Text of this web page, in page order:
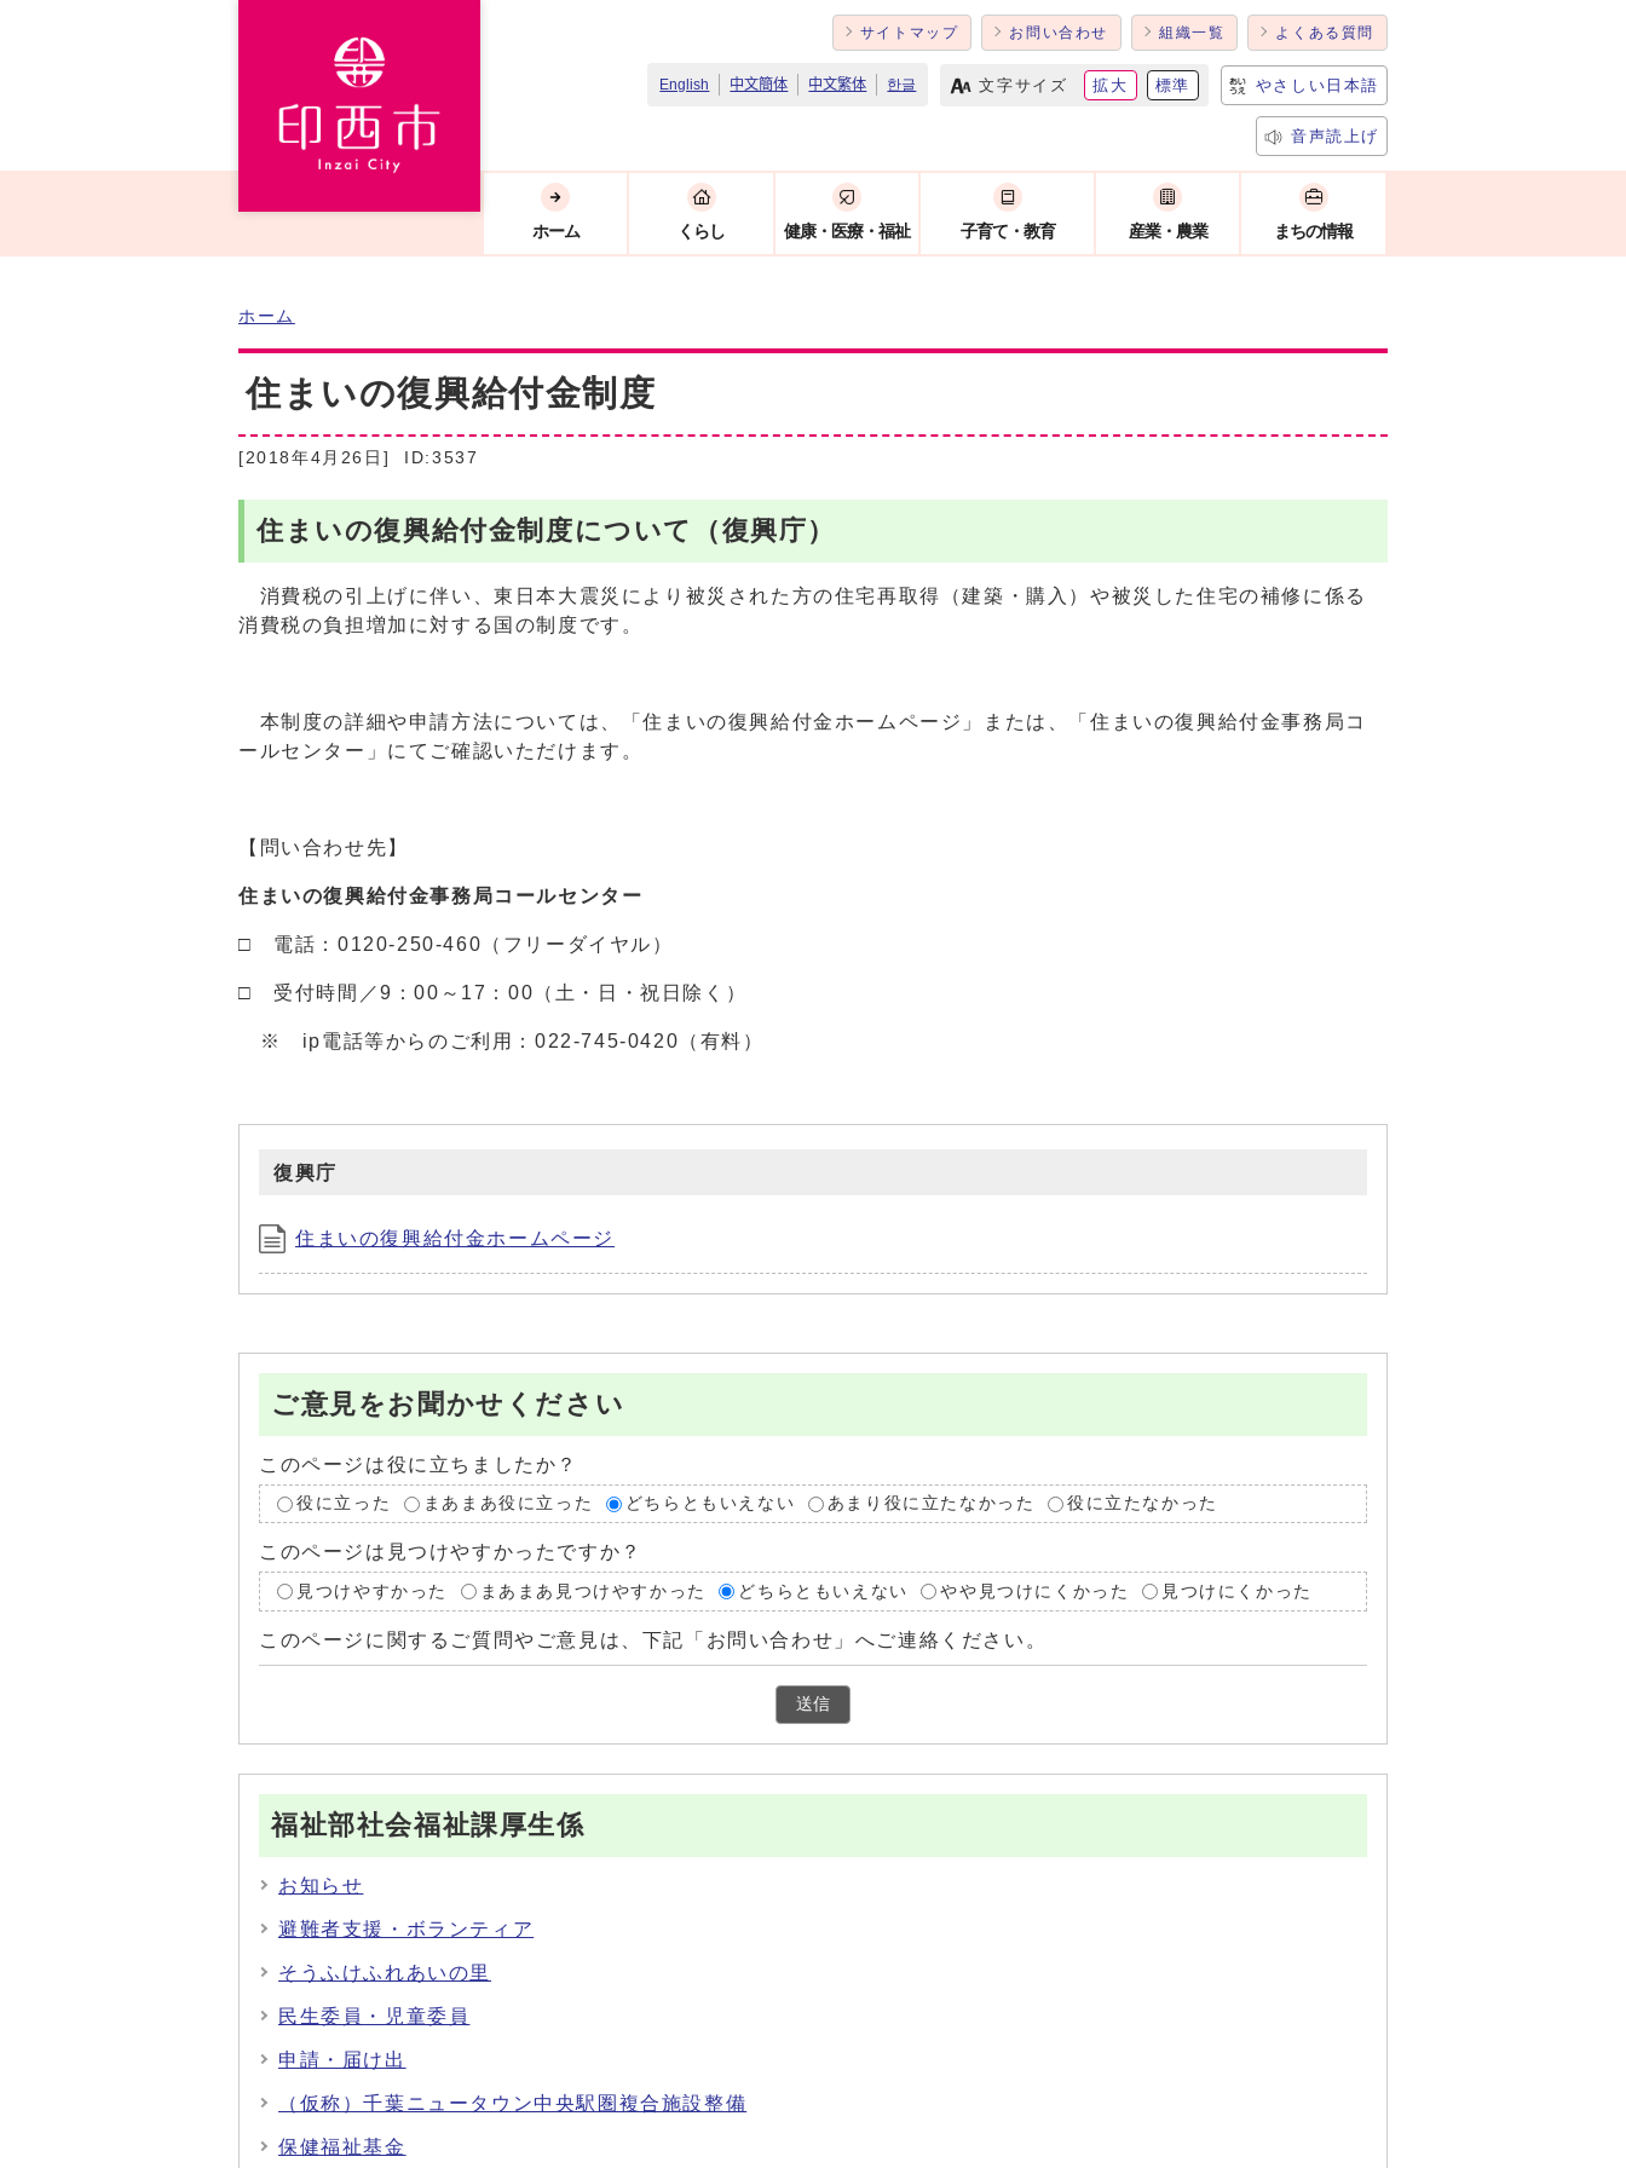
サイトマップ お問い合わせ 組織一覧 よくある質問
English 中文簡体 中文繁体 한글 文字サイズ 拡大 標準 やさしい日本語
音声読上げ
ホーム くらし 健康・医療・福祉 子育て・教育 産業・農業 まちの情報
ホーム
住まいの復興給付金制度
[2018年4月26日] ID:3537
住まいの復興給付金制度について（復興庁）
消費税の引上げに伴い、東日本大震災により被災された方の住宅再取得（建築・購入）や被災した住宅の補修に係る
消費税の負担増加に対する国の制度です。
本制度の詳細や申請方法については、「住まいの復興給付金ホームページ」または、「住まいの復興給付金事務局コ
ールセンター」にてご確認いただけます。
【問い合わせ先】
住まいの復興給付金事務局コールセンター
□ 電話：0120-250-460（フリーダイヤル）
□ 受付時間／9：00～17：00（土・日・祝日除く）
※ ip電話等からのご利用：022-745-0420（有料）
復興庁
住まいの復興給付金ホームページ
ご意見をお聞かせください
このページは役に立ちましたか？
役に立った まあまあ役に立った どちらともいえない あまり役に立たなかった 役に立たなかった
このページは見つけやすかったですか？
見つけやすかった まあまあ見つけやすかった どちらともいえない やや見つけにくかった 見つけにくかった
このページに関するご質問やご意見は、下記「お問い合わせ」へご連絡ください。
福祉部社会福祉課厚生係
お知らせ
避難者支援・ボランティア
そうふけふれあいの里
民生委員・児童委員
申請・届け出
（仮称）千葉ニュータウン中央駅圏複合施設整備
保健福祉基金